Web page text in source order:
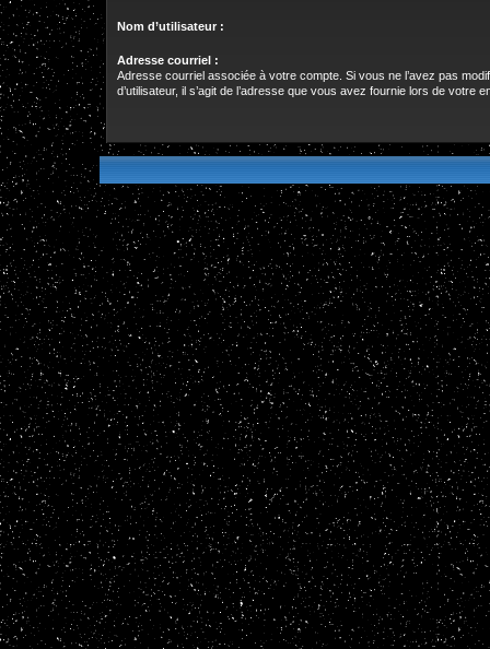
Nom d’utilisateur :
Adresse courriel :
Adresse courriel associée à votre compte. Si vous ne l’avez pas
d’utilisateur, il s’agit de l’adresse que vous avez fournie lors de votre